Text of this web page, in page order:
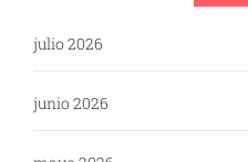
julio 2026
junio 2026